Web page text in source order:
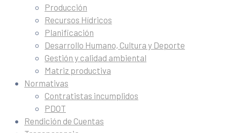
Producción
Recursos Hídricos
Planificación
Desarrollo Humano, Cultura y Deporte
Gestión y calidad ambiental
Matriz productiva
Normativas
Contratistas incumplidos
PDOT
Rendición de Cuentas